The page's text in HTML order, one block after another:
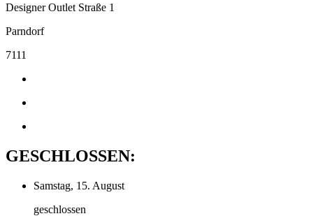
Designer Outlet Straße 1
Parndorf
7111
GESCHLOSSEN:
Samstag, 15. August
geschlossen